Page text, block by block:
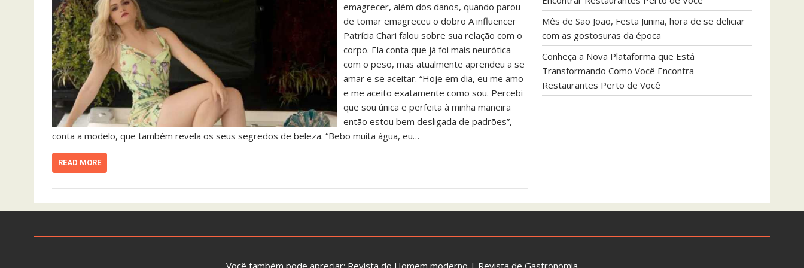
emagrecer, além dos danos, quando parou
de tomar emagreceu o dobro A influencer
Patrícia Chari falou sobre sua relação com o
corpo. Ela conta que já foi mais neurótica
com o peso, mas atualmente aprendeu a se
amar e se aceitar. “Hoje em dia, eu me amo
e me aceito exatamente como sou. Percebi
que sou única e perfeita à minha maneira
então estou bem desligada de padrões”,
conta a modelo, que também revela os seus segredos de beleza. “Bebo muita água, eu…
READ MORE
Mês de São João, Festa Junina, hora de se deliciar
com as gostosuras da época
Conheça a Nova Plataforma que Está
Transformando Como Você Encontra
Restaurantes Perto de Você
Você também pode apreciar: Revista do Homem moderno | Revista de Gastronomia